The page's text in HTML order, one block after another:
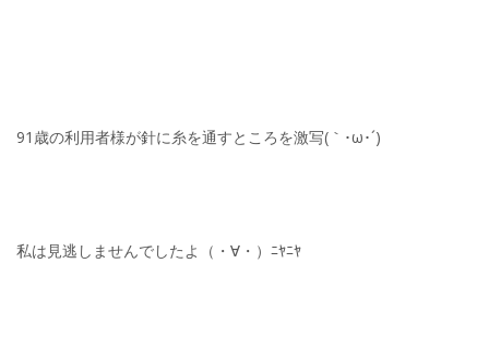
91歳の利用者様が針に糸を通すところを激写(｀･ω･´)
私は見逃しませんでしたよ（・∀・）ﾆﾔﾆﾔ